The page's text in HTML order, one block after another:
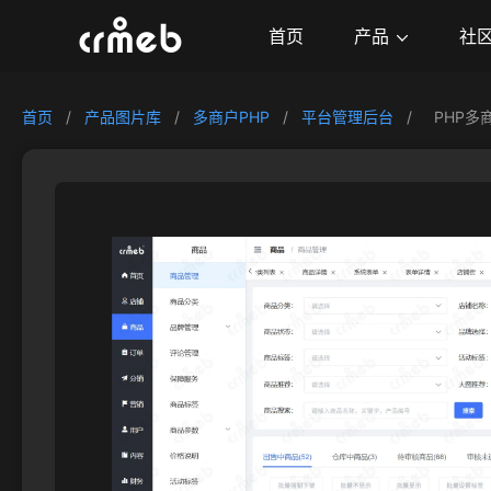
首页 产品 社
首页 / 产品图片库 / 多商户PHP / 平台管理后台 / PHP多